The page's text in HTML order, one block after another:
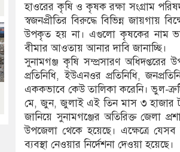
হাওরের কৃষি ও কৃষক রক্ষা সংগ্রাম
স্বজনপ্রীতির বিরুদ্ধে বিভিন্ন জায়গায়
উপকৃত হয় না। এগুলো কৃষকের নাম
বীমার আওতায় আনার দাবি জানাচ্ছি।
সুনামগঞ্জ কৃষি সম্প্রসারণ
প্রতিনিধি, ইউএনওর প্রতিনিধি,
এককভাবে কেউ তালিকা করেনি। ভুল-
মে, জুন, জুলাই এই তিন মাস ৩ হাজার
জানিয়ে সুনামগঞ্জের অতিরিক্ত জেলা
উপজেলা থেকে হয়েছে। এক্ষেত্রে
ব্যবস্থা নেওয়ার নির্দেশনা দেওয়া হয়েছে।